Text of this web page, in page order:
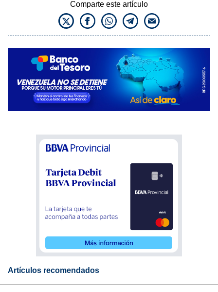
Comparte este artículo
Artículos recomendados